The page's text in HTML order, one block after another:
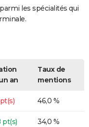
les spécialités qui
an
Taux de
mentions
46,0 %
pt(s) 34,0 %